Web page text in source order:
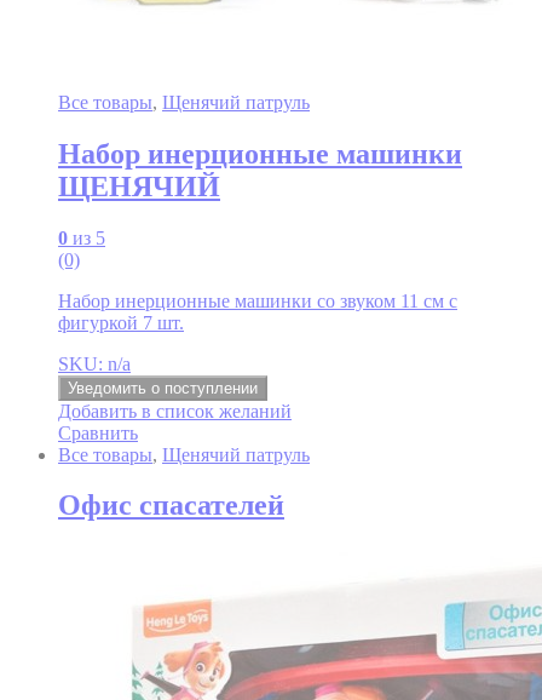
Все товары, Щенячий патруль
Набор инерционные машинки
ЩЕНЯЧИЙ
0 из 5
(0)
Набор инерционные машинки со звуком 11 см с
фигуркой 7 шт.
SKU: n/a
Уведомить о поступлении
Добавить в список желаний
Сравнить
Все товары, Щенячий патруль
Офис спасателей